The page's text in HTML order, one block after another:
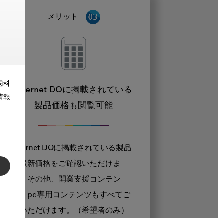
科
報
メリット
Internet DOに掲載されている
製品価格も閲覧可能
Internet DOに掲載されている製品
の最新価格をご確認いただけま
す。その他、開業支援コンテン
ツ、pd専用コンテンツもすべてご
覧いただけます。（希望者のみ）